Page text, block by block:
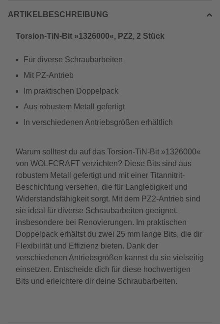
ARTIKELBESCHREIBUNG
Torsion-TiN-Bit »1326000«, PZ2, 2 Stück
Für diverse Schraubarbeiten
Mit PZ-Antrieb
Im praktischen Doppelpack
Aus robustem Metall gefertigt
In verschiedenen Antriebsgrößen erhältlich
Warum solltest du auf das Torsion-TiN-Bit »1326000«
von WOLFCRAFT verzichten? Diese Bits sind aus
robustem Metall gefertigt und mit einer Titannitrit-
Beschichtung versehen, die für Langlebigkeit und
Widerstandsfähigkeit sorgt. Mit dem PZ2-Antrieb sind
sie ideal für diverse Schraubarbeiten geeignet,
insbesondere bei Renovierungen. Im praktischen
Doppelpack erhältst du zwei 25 mm lange Bits, die dir
Flexibilität und Effizienz bieten. Dank der
verschiedenen Antriebsgrößen kannst du sie vielseitig
einsetzen. Entscheide dich für diese hochwertigen
Bits und erleichtere dir deine Schraubarbeiten.